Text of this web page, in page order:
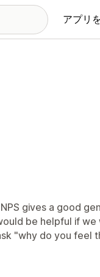
アプリ
gives a good
be helpful if
"why do you feel